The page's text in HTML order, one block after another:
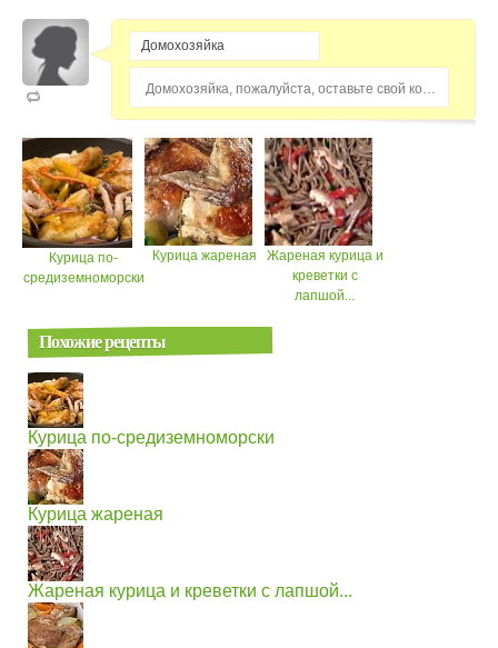
Курица по-
средиземноморски
Курица жареная
Жареная курица и
креветки с
лапшой...
Похожие рецепты
Курица по-средиземноморски
Курица жареная
Жареная курица и креветки с лапшой...